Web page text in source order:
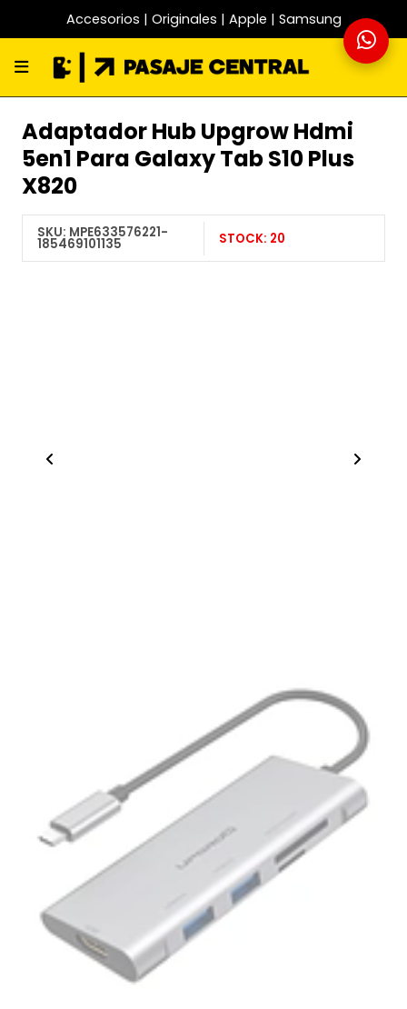
Accesorios | Originales | Apple | Samsung
Adaptador Hub Upgrow Hdmi
5en1 Para Galaxy Tab S10 Plus
X820
SKU: MPE633576221-
185469101135 STOCK: 20